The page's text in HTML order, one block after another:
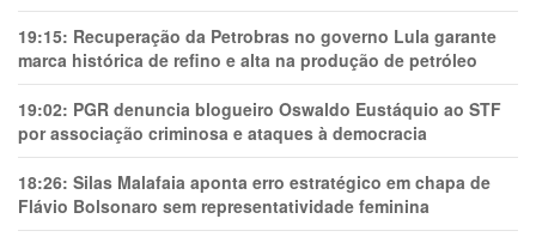
19:15: Recuperação da Petrobras no governo Lula garante
marca histórica de refino e alta na produção de petróleo
19:02: PGR denuncia blogueiro Oswaldo Eustáquio ao STF
por associação criminosa e ataques à democracia
18:26: Silas Malafaia aponta erro estratégico em chapa de
Flávio Bolsonaro sem representatividade feminina